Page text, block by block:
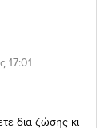
17:01
δια ζώσης κι